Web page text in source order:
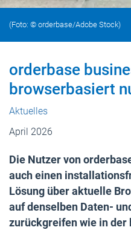
(Foto: © orderbase/Adobe Stock)
orderbase
browserbasiert
Aktuelles
April 2026
Die Nutzer von
auch einen
Lösung über aktuelle
auf denselben Daten-
zurückgreifen wie in der